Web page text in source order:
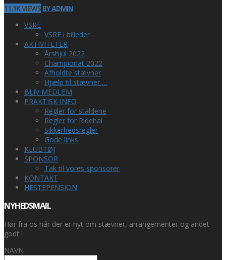
11.1K VIEWS BY ADMIN
VSRE
VSRE i billeder
AKTIVITETER
Årshjul 2022
Championat 2022
Afholdte stævner
Hjælp til stævner …
BLIV MEDLEM
PRAKTISK INFO
Regler for staldene
Regler for Ridehal
Sikkerhedsregler
Gode links
KLUBTØJ
SPONSOR
Tak til vores sponsorer
KONTAKT
HESTEPENSION
NYHEDSMAIL
Hør fra os når der er nyt om stævner, arrangementer og andet
godt !
NAVN